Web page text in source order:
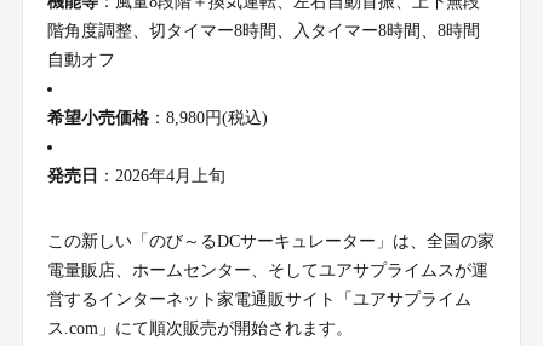
階角度調整、切タイマー8時間、入タイマー8時間、8時間
自動オフ
希望小売価格：8,980円(税込)
発売日 ：2026年4月上旬
この新しい「のび～るDCサーキュレーター」は、全国の家
電量販店、ホームセンター、そしてユアサプライムスが運
営するインターネット家電通販サイト「ユアサプライム
ス.com」にて順次販売が開始されます。